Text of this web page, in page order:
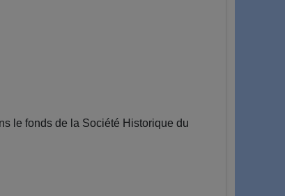
le fonds de la Société Historique du